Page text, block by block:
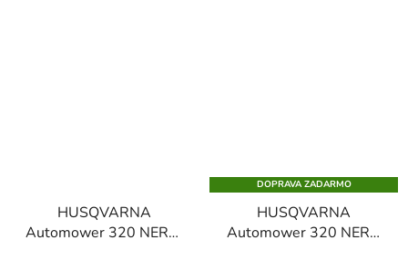
HUSQVARNA
Automower 320 NERA,
DOPRAVA ZADARMO
HUSQVARNA
Automower 320 NERA